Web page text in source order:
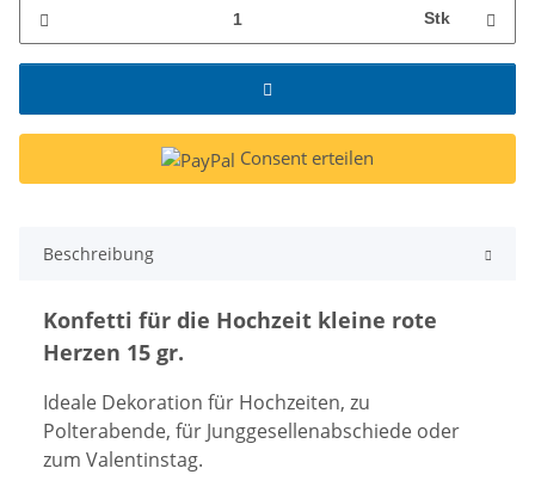
Stk
Consent erteilen
Beschreibung
Konfetti für die Hochzeit kleine rote
Herzen 15 gr.
Ideale Dekoration für Hochzeiten, zu
Polterabende, für Junggesellenabschiede oder
zum Valentinstag.